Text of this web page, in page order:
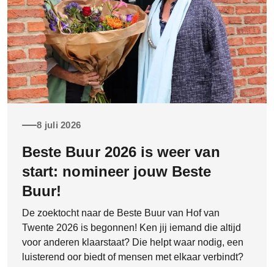
8 juli 2026
Beste Buur 2026 is weer van
start: nomineer jouw Beste
Buur!
De zoektocht naar de Beste Buur van Hof van
Twente 2026 is begonnen! Ken jij iemand die altijd
voor anderen klaarstaat? Die helpt waar nodig, een
luisterend oor biedt of mensen met elkaar verbindt?